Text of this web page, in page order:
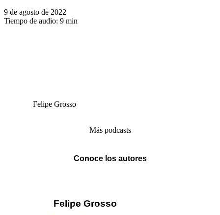
9 de agosto de 2022
Tiempo de audio: 9 min
Felipe Grosso
Más podcasts
Conoce los autores
Felipe Grosso